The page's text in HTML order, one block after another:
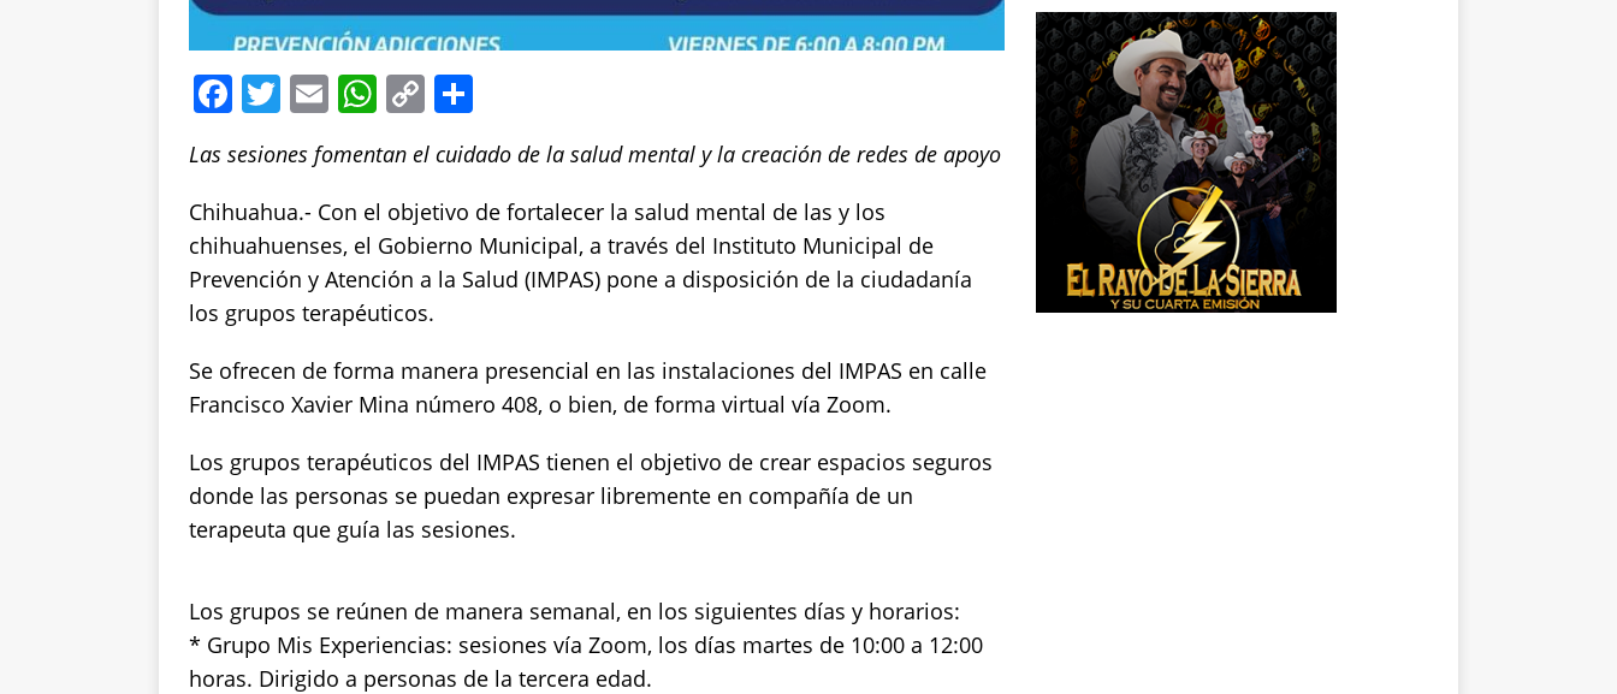
F
c
e
b
o
o
k
T
it
te
r
E
ai
l
W
at
s
A
p
p
C
o
p
y
Li
n
k
h
a
re
Las sesiones fomentan el cuidado de la salud mental y la creación de redes de apoyo
Chihuahua.- Con el objetivo de fortalecer la salud mental de las y los
chihuahuenses, el Gobierno Municipal, a través del Instituto Municipal de
Prevención y Atención a la Salud (IMPAS) pone a disposición de la ciudadanía
los grupos terapéuticos.
Se ofrecen de forma manera presencial en las instalaciones del IMPAS en calle
Francisco Xavier Mina número 408, o bien, de forma virtual vía Zoom.
Los grupos terapéuticos del IMPAS tienen el objetivo de crear espacios seguros
donde las personas se puedan expresar libremente en compañía de un
terapeuta que guía las sesiones.
Los grupos se reúnen de manera semanal, en los siguientes días y horarios:
* Grupo Mis Experiencias: sesiones vía Zoom, los días martes de 10:00 a 12:00
horas. Dirigido a personas de la tercera edad.